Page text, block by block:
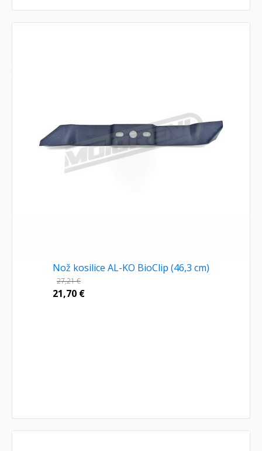
Nož kosilice AL-KO BioClip (46,3 cm)
27,21€
21,70 €